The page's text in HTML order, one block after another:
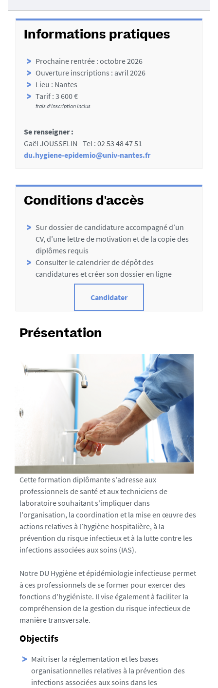
é
D
Informations pratiques
Prochaine rentrée : octobre 2026
Ouverture inscriptions : avril 2026
Lieu : Nantes
Tarif : 3 600 €
frais d'inscription inclus
Se renseigner :
Gaël JOUSSELIN - Tel : 02 53 48 47 51
du.hygiene-epidemio@univ-nantes.fr
Conditions d'accès
Sur dossier de candidature accompagné d’un
CV, d’une lettre de motivation et de la copie des
diplômes requis
Consulter le calendrier de dépôtdes
candidatures et créer son dossier en ligne
Candidater
Présentation
Cette formation diplômante s'adresse aux
professionnels de santé et aux techniciens de
laboratoire souhaitant s'impliquer dans
l'organisation, la coordination et la mise en œuvre des
actions relatives à l’hygiène hospitalière, à la
prévention du risque infectieux et à la lutte contre les
infections associées aux soins (IAS).
Notre DU Hygiène et épidémiologie infectieuse permet
à ces professionnels de se former pour exercer des
fonctions d'hygiéniste. Il vise également à faciliter la
compréhension de la gestion du risque infectieux de
manière transversale.
Objectifs
Maitriser la réglementation et les bases
organisationnelles relatives à la prévention des
infections associées aux soins dans les